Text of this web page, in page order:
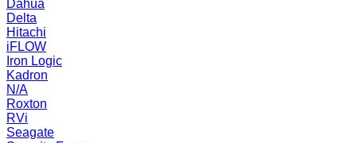
Dahua
Delta
Hitachi
iFLOW
Iron Logic
Kadron
N/A
Roxton
RVi
Seagate